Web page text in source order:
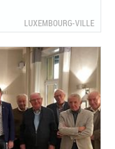
LUXEMBOURG-VILLE